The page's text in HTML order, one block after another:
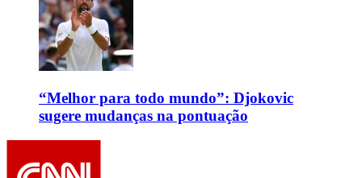
“Melhor para todo mundo”: Djokovic
sugere mudanças na pontuação